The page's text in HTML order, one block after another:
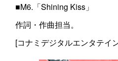
■M6.「Shining Kiss」
作詞・作曲担当。
[コナミデジタルエンタテイ